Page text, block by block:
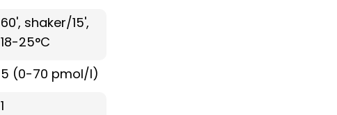
60', shaker/15',
18-25°C
5 (0-70 pmol/l)
1